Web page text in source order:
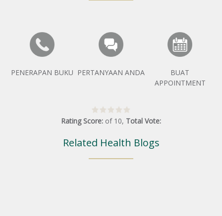
PENERAPAN BUKU PERTANYAAN ANDA
BUAT
APPOINTMENT
Rating Score: of 10, Total Vote:
Related Health Blogs